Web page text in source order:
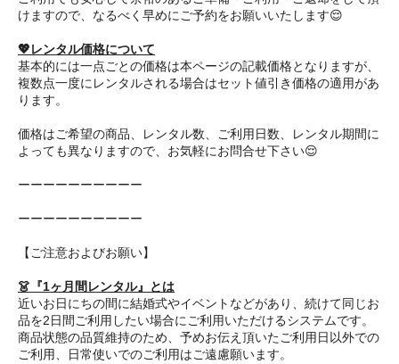
けますので、なるべく早めにご予約をお願いいたします😌
💖レンタル価格について
基本的には一点ごとの価格は本ページの記載価格となりますが、
複数点一度にレンタルされる場合はセット値引き価格の適用があ
ります。
価格はご希望の商品、レンタル数、ご利用日数、レンタル期間に
よっても異なりますので、お気軽にお問合せ下さい😌
ーーーーーーーーーー
ーーーーーーーーーー
【ご注意およびお願い】
👗『1ヶ月間レンタル』とは
近いお日にちの間に結婚式やイベントなどがあり、続けて同じお
品を2日間ご利用したい場合にご利用いただけるシステムです。
商品状態の品質維持のため、予めお伝え頂いたご利用日以外での
ご利用、日常使いでのご利用はご遠慮願います。